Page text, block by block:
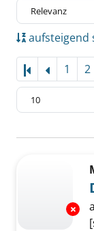
aufsteigend
1 2
Zu den